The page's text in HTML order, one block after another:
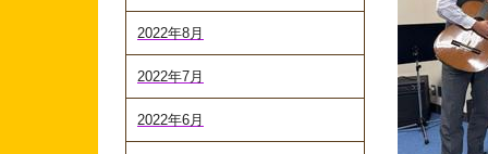
2022年8月
2022年7月
2022年6月